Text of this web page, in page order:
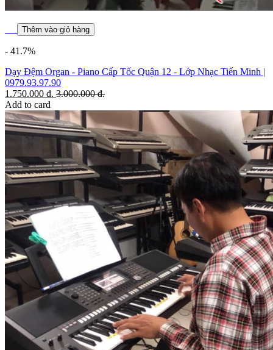
Thêm vào giỏ hàng
- 41.7%
Dạy Đệm Organ - Piano Cấp Tốc Quận 12 - Lớp Nhạc Tiến Minh |
0979.93.97.90
1.750.000 đ. 3.000.000đ.
Add to card